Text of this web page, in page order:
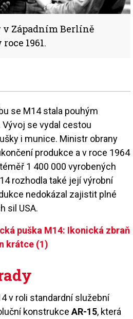
Západním Berlíně
1961.
se M14 stala pouhým
se vydal cestou
i munice. Ministr obrany
produkce a v roce 1964
1 400 000 vyrobených
rozhodla také její výrobní
nedokázal zajistit plné
sil USA.
puška M14: Ikonická zbraň
krátce (1)
v roli standardní služební
konstrukce AR-15, která